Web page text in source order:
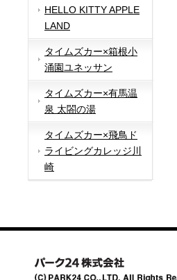
HELLO KITTY APPLE
LAND
タイムズカー×箱根小
涌園ユネッサン
タイムズカー×有馬温
泉 太閤の湯
タイムズカー×飛鳥ド
ライビングカレッジ川
崎